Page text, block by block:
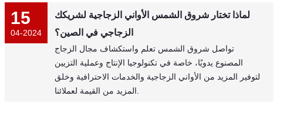
15
04-2024
لماذا تختار شروق الشمس الأواني الزجاجية لشريكك
الزجاجي في الصين؟
تواصل شروق الشمس تعلم واستكشاف مجال الزجاج
المصنوع يدويًا، خاصة في تكنولوجيا الإنتاج وعملية التزيين
لتوفير المزيد من الأواني الزجاجية والخدمات الاحترافية وخلق